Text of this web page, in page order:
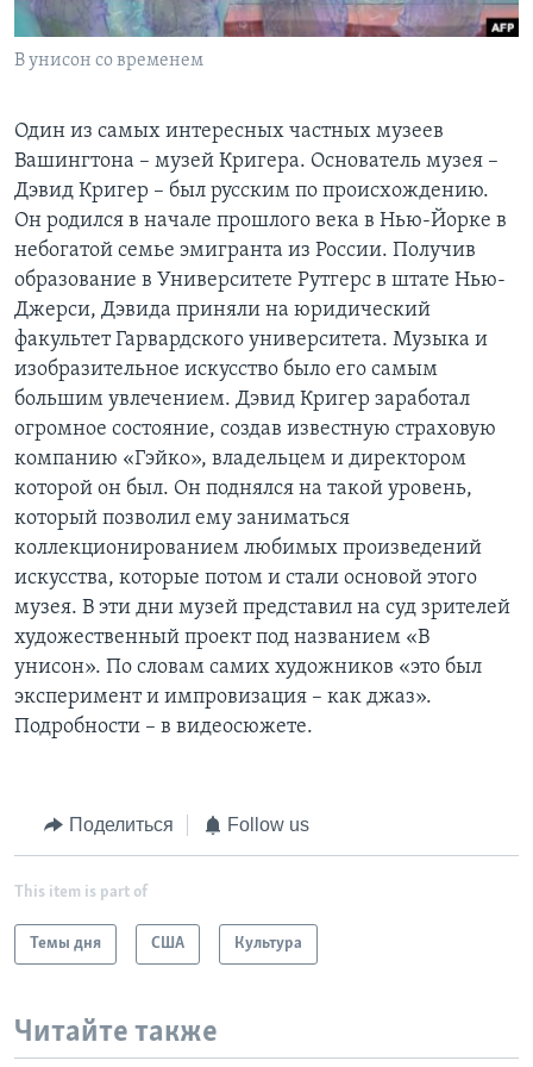
Learning English
Языки
В унисон со временем
Один из самых интересных частных музеев
Вашингтона – музей Кригера. Основатель музея –
Дэвид Кригер – был русским по происхождению.
Он родился в начале прошлого века в Нью-Йорке в
небогатой семье эмигранта из России. Получив
образование в Университете Рутгерс в штате Нью-
Джерси, Дэвида приняли на юридический
факультет Гарвардского университета. Музыка и
изобразительное искусство было его самым
большим увлечением. Дэвид Кригер заработал
огромное состояние, создав известную страховую
компанию «Гэйко», владельцем и директором
которой он был. Он поднялся на такой уровень,
который позволил ему заниматься
коллекционированием любимых произведений
искусства, которые потом и стали основой этого
музея. В эти дни музей представил на суд зрителей
художественный проект под названием «В
унисон». По словам самих художников «это был
эксперимент и импровизация – как джаз».
Подробности – в видеосюжете.
Поделиться Follow us
This item is part of
Темы дня США Культура
Читайте также